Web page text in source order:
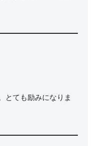
とても励みになりま